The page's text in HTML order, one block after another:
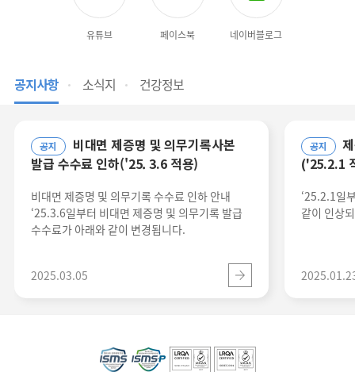
유튜브 페이스북 네이버블로그
공지사항 소식지 건강정보
공지
발급 수수료 인하('25. 3.6 적용)
비대면 제증명 및 의무기록 수수료 인하 안내
‘25.3.6일부터 비대면 제증명 및 의무기록 발급
수수료가 아래와 같이 변경됩니다.
2025.03.05
공지
제증명 발급 수수료 인상 안내
('25.2.1
‘25.2.1일
같이 인상